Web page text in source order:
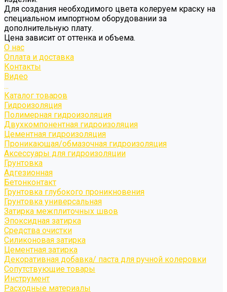
Для создания необходимого цвета колеруем краску на
специальном импортном оборудовании за
дополнительную плату.
Цена зависит от оттенка и объема.
О нас
Оплата и доставка
Контакты
Видео
...
Каталог товаров
Гидроизоляция
Полимерная гидроизоляция
Двухкомпонентная гидроизоляция
Цементная гидроизоляция
Проникающая/обмазочная гидроизоляция
Аксессуары для гидроизоляции
Грунтовка
Адгезионная
Бетонконтакт
Грунтовка глубокого проникновения
Грунтовка универсальная
Затирка межплиточных швов
Эпоксидная затирка
Средства очистки
Силиконовая затирка
Цементная затирка
Декоративная добавка/ паста для ручной колеровки
Сопутствующие товары
Инструмент
Расходные материалы